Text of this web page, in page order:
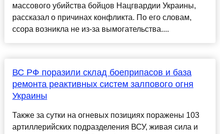
массового убийства бойцов Нацгвардии Украины,
рассказал о причинах конфликта. По его словам,
ссора возникла не из-за вымогательства....
ВС РФ поразили склад боеприпасов и база
ремонта реактивных систем залпового огня
Украины
Также за сутки на огневых позициях поражены 103
артиллерийских подразделения ВСУ, живая сила и